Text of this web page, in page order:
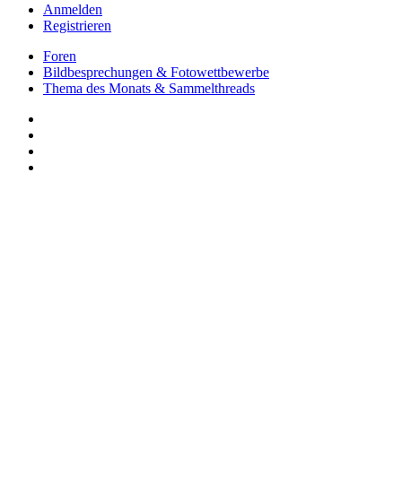
Anmelden
Registrieren
Foren
Bildbesprechungen & Fotowettbewerbe
Thema des Monats & Sammelthreads